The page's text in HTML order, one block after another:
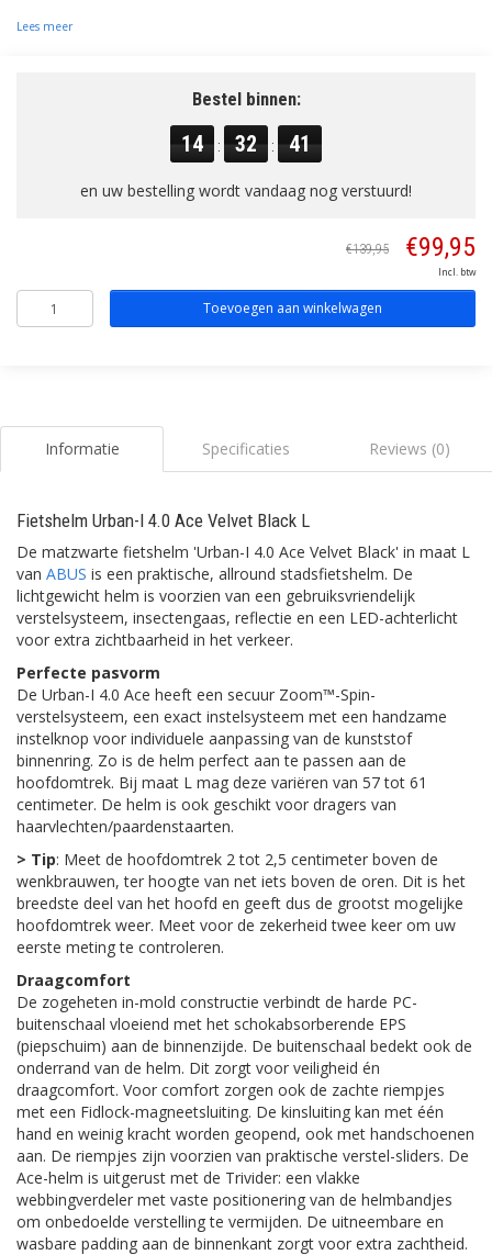
Lees meer
Bestel binnen:
14 : 32 : 40
en uw bestelling wordt vandaag nog verstuurd!
€139,95 €99,95
Incl. btw
Toevoegen aan winkelwagen
Informatie Specificaties Reviews (0)
Fietshelm Urban-I 4.0 Ace Velvet Black L
De matzwarte fietshelm 'Urban-I 4.0 Ace Velvet Black' in maat L
van ABUS is een praktische, allround stadsfietshelm. De
lichtgewicht helm is voorzien van een gebruiksvriendelijk
verstelsysteem, insectengaas, reflectie en een LED-achterlicht
voor extra zichtbaarheid in het verkeer.
Perfecte pasvorm
De Urban-I 4.0 Ace heeft een secuur Zoom™-Spin-
verstelsysteem, een exact instelsysteem met een handzame
instelknop voor individuele aanpassing van de kunststof
binnenring. Zo is de helm perfect aan te passen aan de
hoofdomtrek. Bij maat L mag deze variëren van 57 tot 61
centimeter. De helm is ook geschikt voor dragers van
haarvlechten/paardenstaarten.
> Tip: Meet de hoofdomtrek 2 tot 2,5 centimeter boven de
wenkbrauwen, ter hoogte van net iets boven de oren. Dit is het
breedste deel van het hoofd en geeft dus de grootst mogelijke
hoofdomtrek weer. Meet voor de zekerheid twee keer om uw
eerste meting te controleren.
Draagcomfort
De zogeheten in-mold constructie verbindt de harde PC-
buitenschaal vloeiend met het schokabsorberende EPS
(piepschuim) aan de binnenzijde. De buitenschaal bedekt ook de
onderrand van de helm. Dit zorgt voor veiligheid én
draagcomfort. Voor comfort zorgen ook de zachte riempjes
met een Fidlock-magneetsluiting. De kinsluiting kan met één
hand en weinig kracht worden geopend, ook met handschoenen
aan. De riempjes zijn voorzien van praktische verstel-sliders. De
Ace-helm is uitgerust met de Trivider: een vlakke
webbingverdeler met vaste positionering van de helmbandjes
om onbedoelde verstelling te vermijden. De uitneembare en
wasbare padding aan de binnenkant zorgt voor extra zachtheid.